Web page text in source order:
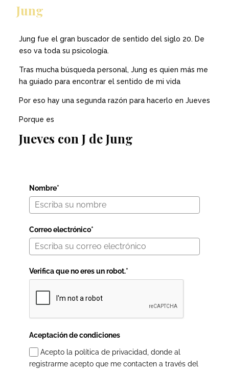
Jung
Jung fue el gran buscador de sentido del siglo 20. De
eso va toda su psicología.
Tras mucha búsqueda personal, Jung es quien más me
ha guiado para encontrar el sentido de mi vida
Por eso hay una segunda razón para hacerlo en Jueves
Porque es
Jueves con J de Jung
Nombre*
Correo electrónico*
Verifica que no eres un robot.*
Aceptación de condiciones
Acepto la política de privacidad, donde al
registrarme acepto que me contacten a través del